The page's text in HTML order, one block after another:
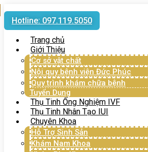
Hotline: 097.119.5050
Trang chủ
Giới Thiệu
Cơ sở vật chất
Nội quy bệnh viện Đức Phúc
Quy trình khám chữa bệnh
Tuyển Dụng
Thụ Tinh Ống Nghiệm IVF
Thụ Tinh Nhân Tạo IUI
Chuyên Khoa
Hỗ Trợ Sinh Sản
Khám Nam Khoa